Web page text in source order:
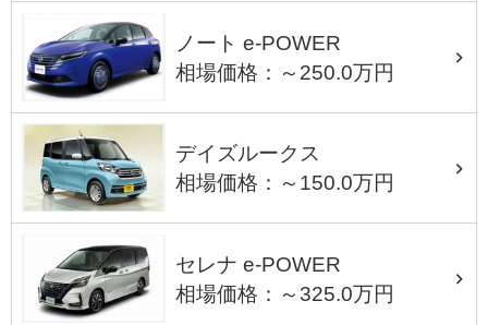
ノート e-POWER
相場価格：～250.0万円
デイズルークス
相場価格：～150.0万円
セレナ e-POWER
相場価格：～325.0万円